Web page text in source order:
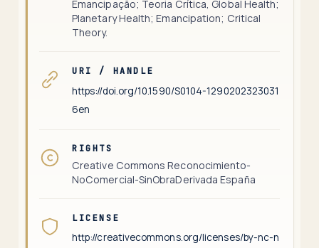
Emancipação; Teoria Crítica, Global Health;
Planetary Health; Emancipation; Critical
Theory.
URI / HANDLE
https://doi.org/10.1590/S0104-1290202323031
6en
RIGHTS
Creative Commons Reconocimiento-
NoComercial-SinObraDerivada España
LICENSE
http://creativecommons.org/licenses/by-nc-n